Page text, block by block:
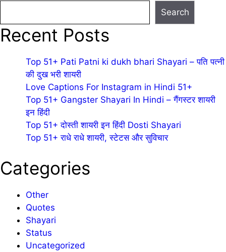
Search
Recent Posts
Top 51+ Pati Patni ki dukh bhari Shayari – पति पत्नी
की दुख भरी शायरी
Love Captions For Instagram in Hindi 51+
Top 51+ Gangster Shayari In Hindi – गैंगस्टर शायरी
इन हिंदी
Top 51+ दोस्ती शायरी इन हिंदी Dosti Shayari
Top 51+ राधे राधे शायरी, स्टेटस और सुविचार
Categories
Other
Quotes
Shayari
Status
Uncategorized